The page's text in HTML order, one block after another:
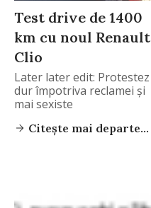
Test drive de 1400
km cu noul Renault
Clio
Later later edit: Protestez
dur împotriva reclamei şi
mai sexiste
Citește mai departe...